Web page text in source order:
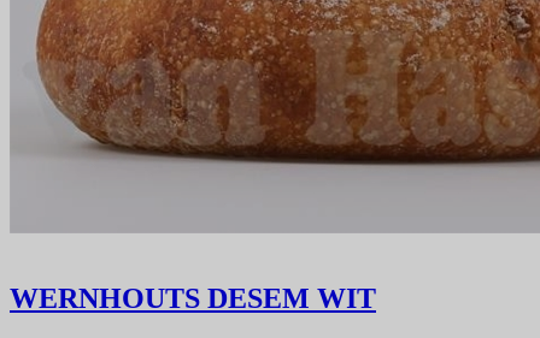
WERNHOUTS DESEM WIT